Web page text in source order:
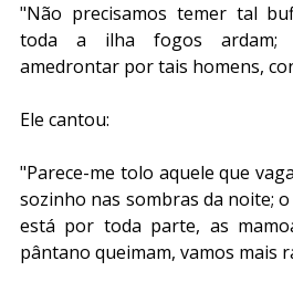
"Não precisamos temer tal
toda a ilha fogos ardam;
amedrontar por tais homens,
Ele cantou:
"Parece-me tolo aquele que
sozinho nas sombras da noite;
está por toda parte, as
pântano queimam, vamos mais